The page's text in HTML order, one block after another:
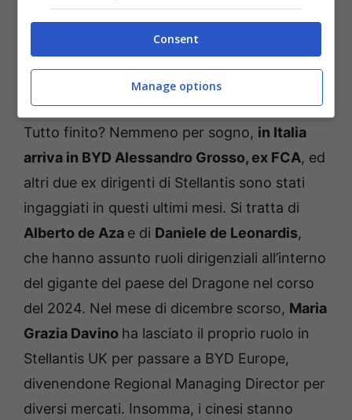
BYD logo (ANSA) – Renaultnews.it
Tutto finito? Nemmeno per sogno, in Italia
arriva in BYD Alessandro Grosso, ex FCA, ed
altri due ex dirigenti di Stellantis sono stati
ingaggiati in questi ultimi mesi. Si tratta di
Alberto de Aza e di Daniele de Leonardis,
che hanno assunto ruoli dirigenziali all’interno
del gigante del paese del Dragone nel corso
del 2024. Nel mese di dicembre scorso, Maria
Grazia Davino ha lasciato il proprio ruolo in
Stellantis UK per passare a BYD Europe,
divenendone Regional Managing Director per
diversi mercati. Insomma, i cinesi stanno
Consent
Manage options